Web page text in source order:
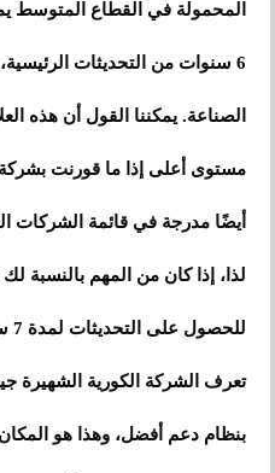
المحمولة في القطاع
6 سنوات من التحديثات
الصناعة. يمكننا القول أن هذه
أيضًا مدرجة في قائمة الشركات
لذا، إذا كان من المهم بالنسبة
للحصول على التحديثات لمدة 7 سنوات، فسنذكرها أدناه.
تعرف الشركة الكورية الشهيرة
بنظام دعم أفضل، وهذا هو